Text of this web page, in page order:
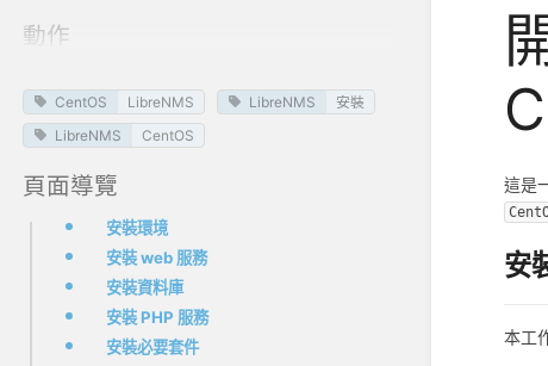
動作
CentOS LibreNMS LibreNMS
安裝
LibreNMS
CentOS
頁面導覽
安裝環境
安裝 web 服務
安裝資料庫
安裝 PHP 服務
安裝必要套件
這是
安
本工